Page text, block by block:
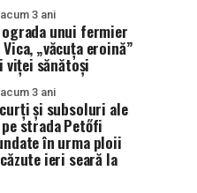
acum 3 ani
unui fermier
„văcuța eroină”
sănătoși
acum 3 ani
și subsoluri ale
strada Petőfi
în urma ploii
ieri seară la